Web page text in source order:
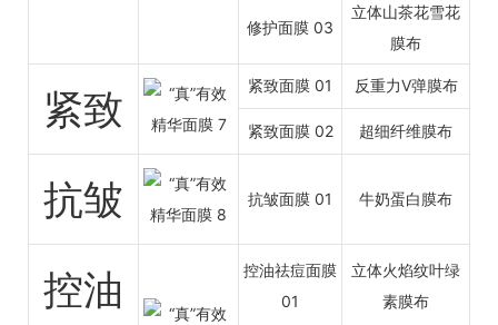
修护面膜 03
立体山茶花雪花
膜布
紧致 紧致面膜 01 反重力V弹膜布
紧致面膜 02 超细纤维膜布
抗皱 抗皱面膜 01 牛奶蛋白膜布
控油
控油祛痘面膜
01
立体火焰纹叶绿
素膜布